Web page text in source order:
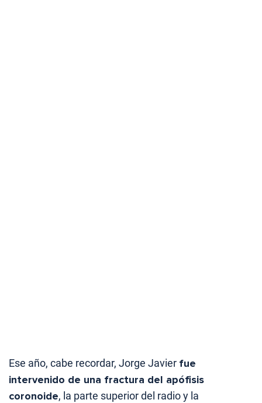
Ese año, cabe recordar, Jorge Javier fue
intervenido de una fractura del apófisis
coronoide, la parte superior del radio y la